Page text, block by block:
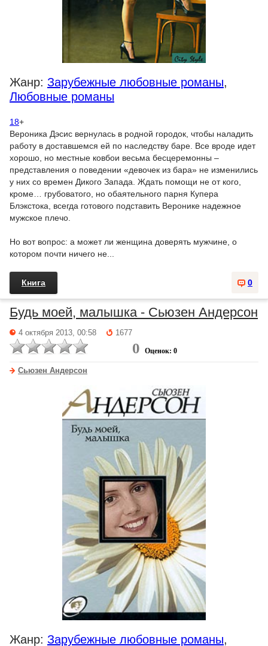
Жанр: Зарубежные любовные романы,
Любовные романы
18+
Вероника Дэсис вернулась в родной городок, чтобы наладить
работу в доставшемся ей по наследству баре. Все вроде идет
хорошо, но местные ковбои весьма бесцеремонны –
представления о поведении «девочек из бара» не изменились
у них со времен Дикого Запада. Ждать помощи не от кого,
кроме… грубоватого, но обаятельного парня Купера
Блэкстока, всегда готового подставить Веронике надежное
мужское плечо.
Но вот вопрос: а может ли женщина доверять мужчине, о
котором почти ничего не...
0
Книга
Будь моей, малышка - Сьюзен Андерсон
4 октября 2013, 00:58 1677
0 Оценок: 0
Сьюзен Андерсон
Жанр: Зарубежные любовные романы,